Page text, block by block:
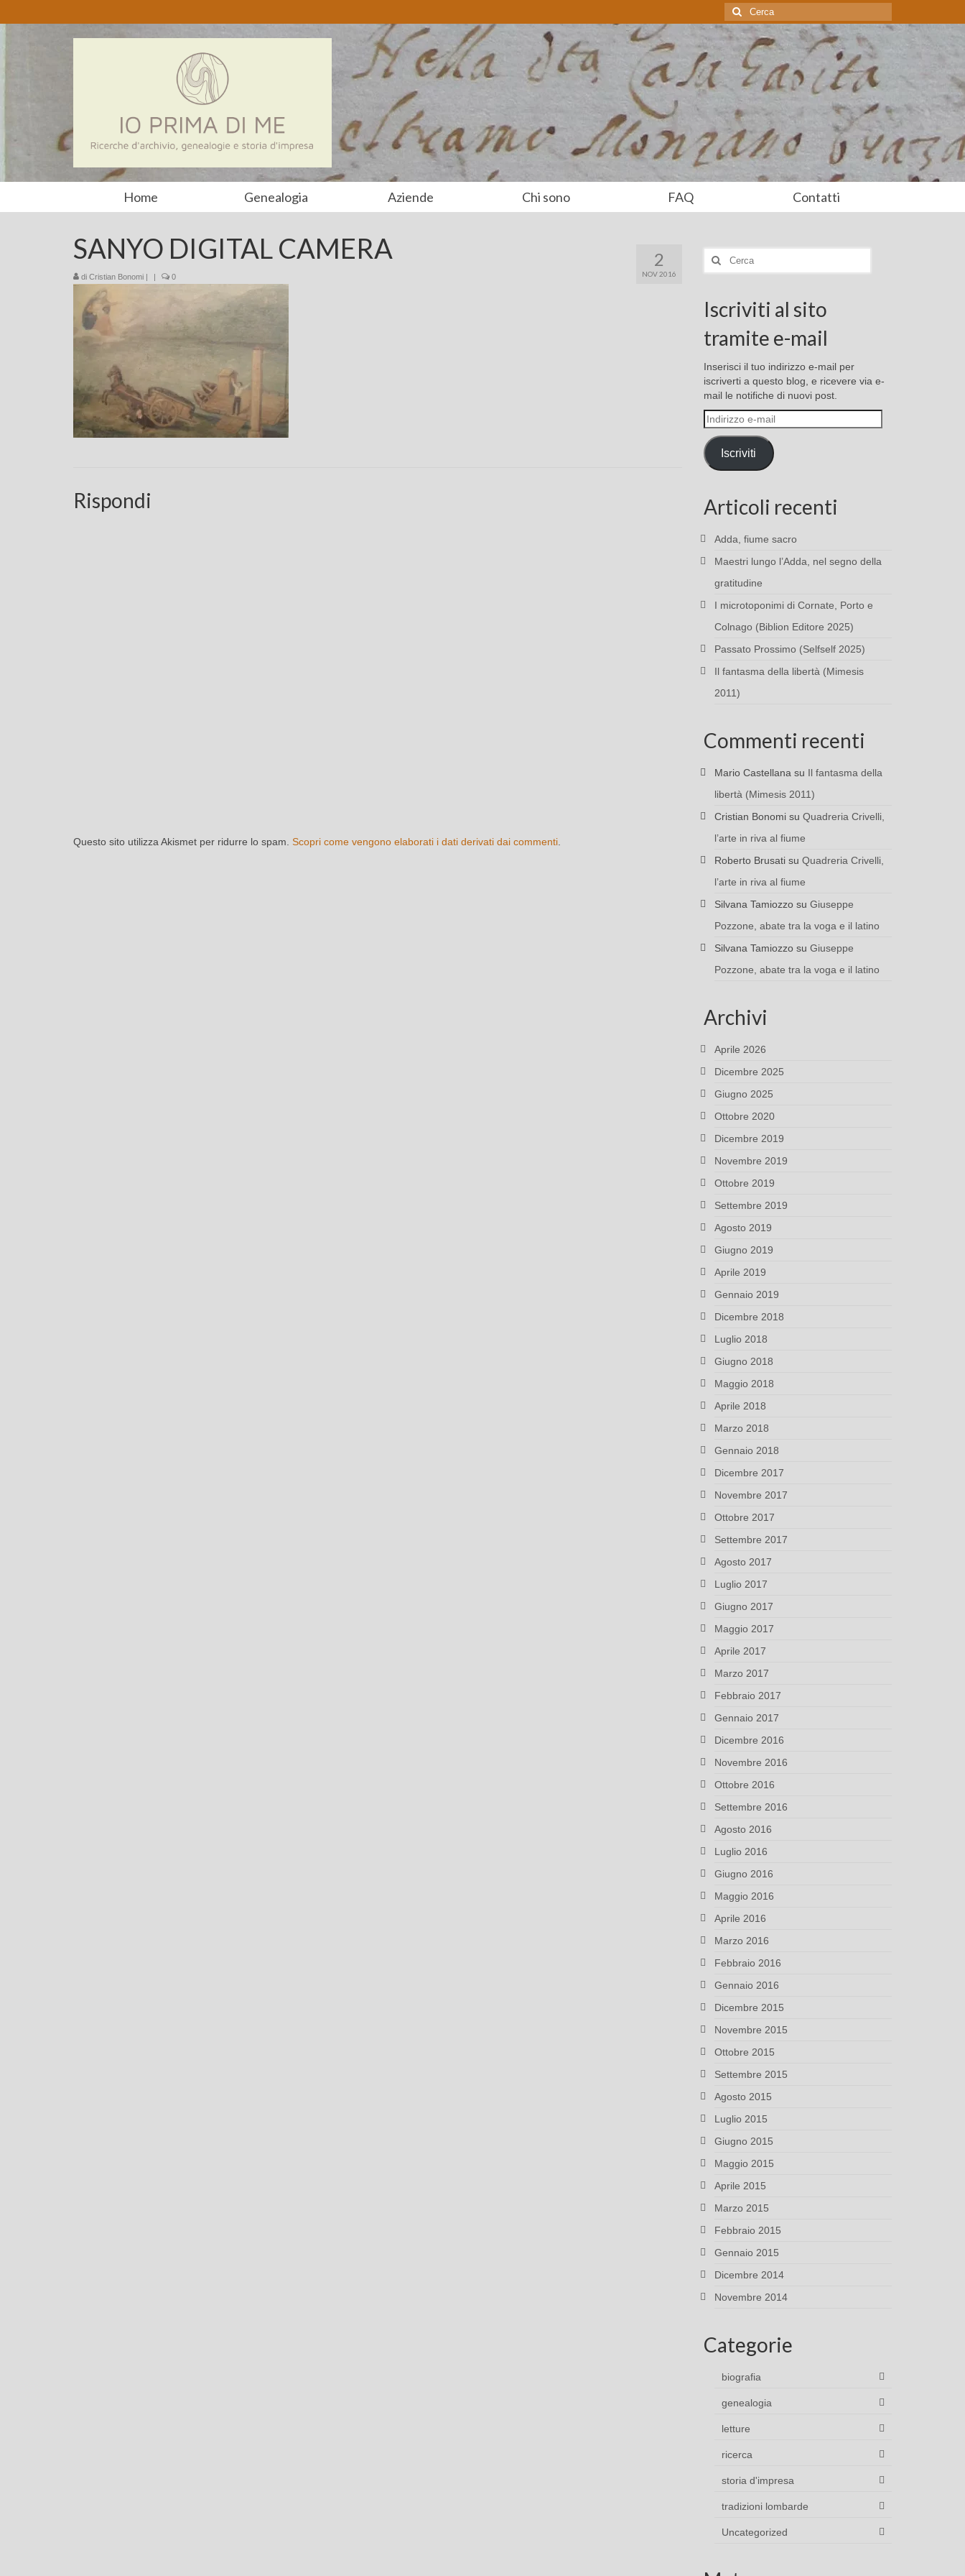
Cerca:
Home Genealogia Aziende Chi sono FAQ Contatti
2
NOV 2016
SANYO DIGITAL CAMERA
di Cristian Bonomi | | 0
Rispondi
Questo sito utilizza Akismet per ridurre lo spam. Scopri come vengono elaborati i dati derivati dai commenti
Cerca:
Iscriviti al sito
tramite e-mail
Inserisci il tuo indirizzo e-mail per
iscriverti a questo blog, e ricevere via e-
mail le notifiche di nuovi post.
Indirizzo
e-
mail
Iscriviti
Articoli recenti
Adda, fiume sacro
Maestri lungo l’Adda, nel segno della
gratitudine
I microtoponimi di Cornate, Porto e
Colnago (Biblion Editore 2025)
Passato Prossimo (Selfself 2025)
Il fantasma della libertà (Mimesis
2011)
Commenti recenti
Mario Castellana su Il fantasma della
libertà (Mimesis 2011)
Cristian Bonomisu Quadreria Crivelli,
l’arte in riva al fiume
Roberto Brusatisu Quadreria Crivelli,
l’arte in riva al fiume
Silvana Tamiozzosu Giuseppe
Pozzone, abate tra la voga e il latino
Silvana Tamiozzosu Giuseppe
Pozzone, abate tra la voga e il latino
Archivi
Aprile 2026
Dicembre 2025
Giugno 2025
Ottobre 2020
Dicembre 2019
Novembre 2019
Ottobre 2019
Settembre 2019
Agosto 2019
Giugno 2019
Aprile 2019
Gennaio 2019
Dicembre 2018
Luglio 2018
Giugno 2018
Maggio 2018
Aprile 2018
Marzo 2018
Gennaio 2018
Dicembre 2017
Novembre 2017
Ottobre 2017
Settembre 2017
Agosto 2017
Luglio 2017
Giugno 2017
Maggio 2017
Aprile 2017
Marzo 2017
Febbraio 2017
Gennaio 2017
Dicembre 2016
Novembre 2016
Ottobre 2016
Settembre 2016
Agosto 2016
Luglio 2016
Giugno 2016
Maggio 2016
Aprile 2016
Marzo 2016
Febbraio 2016
Gennaio 2016
Dicembre 2015
Novembre 2015
Ottobre 2015
Settembre 2015
Agosto 2015
Luglio 2015
Giugno 2015
Maggio 2015
Aprile 2015
Marzo 2015
Febbraio 2015
Gennaio 2015
Dicembre 2014
Novembre 2014
Categorie
biografia
genealogia
letture
ricerca
storia d'impresa
tradizioni lombarde
Uncategorized